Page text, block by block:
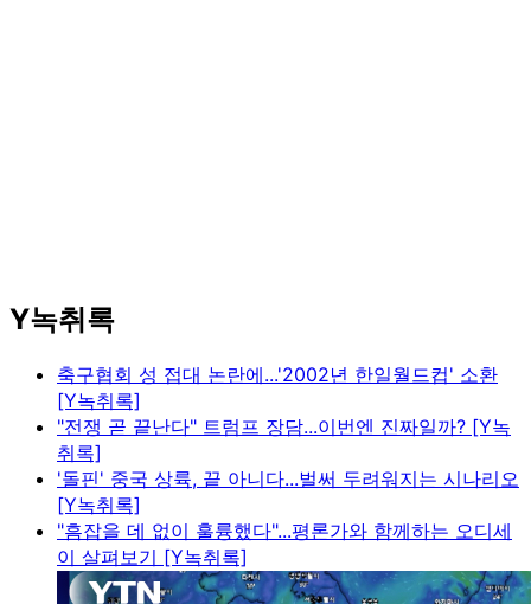
Y녹취록
축구협회 성 접대 논란에...'2002년 한일월드컵' 소환
[Y녹취록]
"전쟁 곧 끝난다" 트럼프 장담...이번엔 진짜일까? [Y녹
취록]
'돌핀' 중국 상륙, 끝 아니다...벌써 두려워지는 시나리오
[Y녹취록]
"흠잡을 데 없이 훌륭했다"...평론가와 함께하는 오디세
이 살펴보기 [Y녹취록]